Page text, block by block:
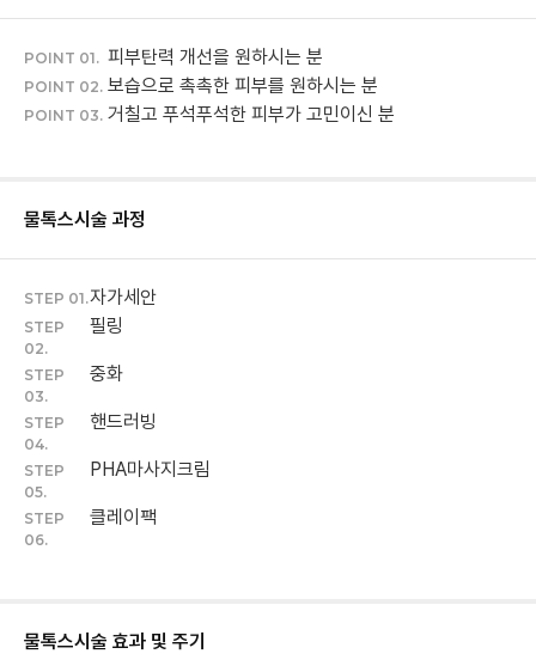
POINT 01. 피부탄력 개선을 원하시는 분
POINT 02. 보습으로 촉촉한 피부를 원하시는 분
POINT 03. 거칠고 푸석푸석한 피부가 고민이신 분
물톡스시술 과정
STEP 01.자가세안
STEP
02.
필링
STEP
03.
중화
STEP
04.
핸드러빙
STEP
05.
PHA마사지크림
STEP
06.
클레이팩
물톡스시술 효과 및 주기